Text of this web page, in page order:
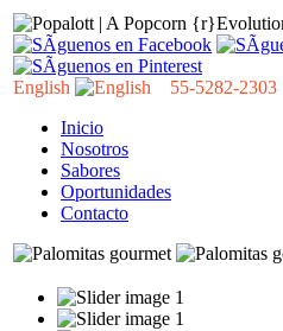
English
55-5282-2303
Inicio
Nosotros
Sabores
Oportunidades
Contacto